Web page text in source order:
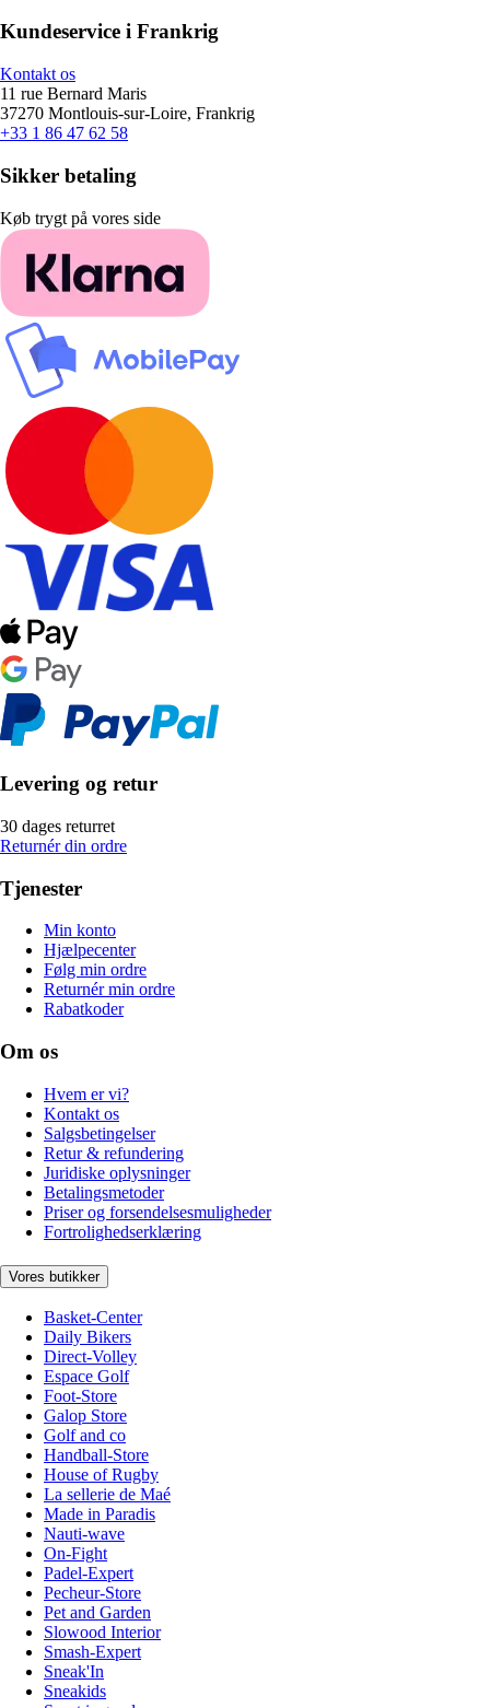
Kundeservice i Frankrig
Kontakt os
11 rue Bernard Maris
37270 Montlouis-sur-Loire, Frankrig
+33 1 86 47 62 58
Sikker betaling
Køb trygt på vores side
Levering og retur
30 dages returret
Returnér din ordre
Tjenester
Min konto
Hjælpecenter
Følg min ordre
Returnér min ordre
Rabatkoder
Om os
Hvem er vi?
Kontakt os
Salgsbetingelser
Retur & refundering
Juridiske oplysninger
Betalingsmetoder
Priser og forsendelsesmuligheder
Fortrolighedserklæring
Vores butikker
Basket-Center
Daily Bikers
Direct-Volley
Espace Golf
Foot-Store
Galop Store
Golf and co
Handball-Store
House of Rugby
La sellerie de Maé
Made in Paradis
Nauti-wave
On-Fight
Padel-Expert
Pecheur-Store
Pet and Garden
Slowood Interior
Smash-Expert
Sneak'In
Sneakids